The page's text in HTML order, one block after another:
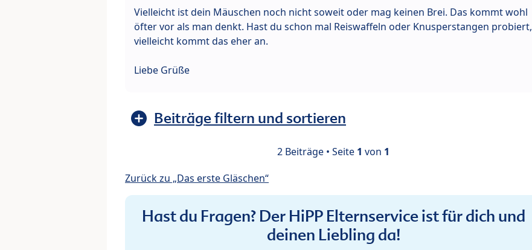
Vielleicht ist dein Mäuschen noch nicht soweit oder mag keinen Brei. Das kommt wohl
öfter vor als man denkt. Hast du schon mal Reiswaffeln oder Knusperstangen probiert,
vielleicht kommt das eher an.
Liebe Grüße
Beiträge filtern und sortieren
2 Beiträge • Seite 1 von 1
Zurück zu „Das erste Gläschen“
Hast du Fragen? Der HiPP Elternservice ist für dich und
deinen Liebling da!